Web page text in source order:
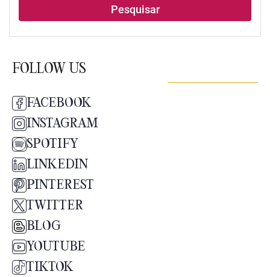
Pesquisar
FOLLOW US
FACEBOOK
INSTAGRAM
SPOTIFY
LINKEDIN
PINTEREST
TWITTER
BLOG
YOUTUBE
TIKTOK